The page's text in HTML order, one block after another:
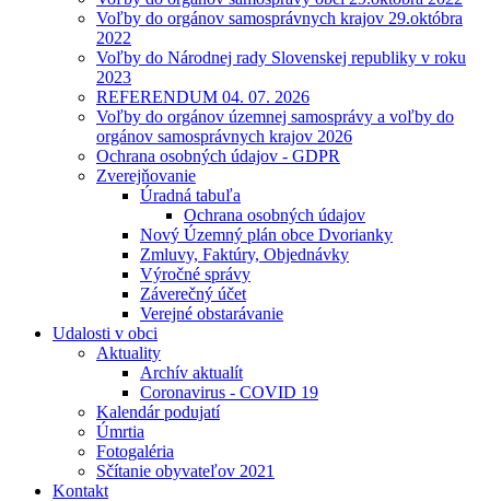
Voľby do orgánov samosprávnych krajov 29.októbra
2022
Voľby do Národnej rady Slovenskej republiky v roku
2023
REFERENDUM 04. 07. 2026
Voľby do orgánov územnej samosprávy a voľby do
orgánov samosprávnych krajov 2026
Ochrana osobných údajov - GDPR
Zverejňovanie
Úradná tabuľa
Ochrana osobných údajov
Nový Územný plán obce Dvorianky
Zmluvy, Faktúry, Objednávky
Výročné správy
Záverečný účet
Verejné obstarávanie
Udalosti v obci
Aktuality
Archív aktualít
Coronavirus - COVID 19
Kalendár podujatí
Úmrtia
Fotogaléria
Sčítanie obyvateľov 2021
Kontakt